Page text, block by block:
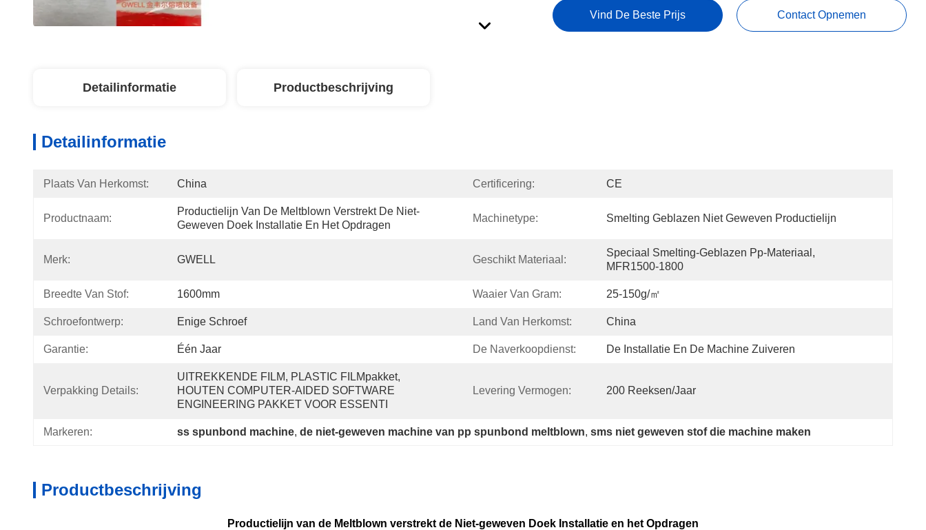
Vind De Beste Prijs Contact Opnemen
Detailinformatie Productbeschrijving
Detailinformatie
Plaats Van Herkomst: China Certificering: CE
Productnaam:
Productielijn Van De Meltblown Verstrekt De Niet-
Geweven Doek Installatie En Het Opdragen
Machinetype: Smelting Geblazen Niet Geweven Productielijn
Merk: GWELL Geschikt Materiaal:
Speciaal Smelting-Geblazen Pp-Materiaal,
MFR1500-1800
Breedte Van Stof: 1600mm Waaier Van Gram: 25-150g/㎡
Schroefontwerp: Enige Schroef Land Van Herkomst: China
Garantie: Één Jaar De Naverkoopdienst: De Installatie En De Machine Zuiveren
Verpakking Details:
UITREKKENDE FILM, PLASTIC FILMpakket,
HOUTEN COMPUTER-AIDED SOFTWARE
ENGINEERING PAKKET VOOR ESSENTI
Levering Vermogen: 200 Reeksen/jaar
Markeren: ss spunbond machine, de niet-geweven machine van pp spunbond meltblown, sms niet geweven stof die machine maken
Productbeschrijving
Productielijn van de Meltblown verstrekt de Niet-geweven Doek Installatie en het Opdragen